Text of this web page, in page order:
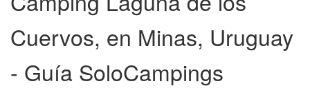
Cuervos, en Minas, Uruguay
- Guía SoloCampings